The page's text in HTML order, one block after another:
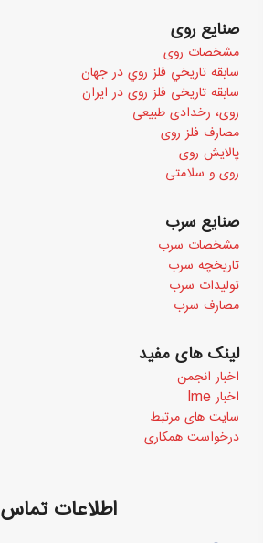
صنایع روی
مشخصات روی
سابقه تاريخي فلز روي در جهان
سابقه تاریخی فلز روی در ایران
روی، رخدادی طبیعی
مصارف فلز روی
پالایش روی
روی و سلامتی
صنایع سرب
مشخصات سرب
تاریخچه سرب
تولیدات سرب
مصارف سرب
لینک های مفید
اخبار انجمن
اخبار Ime
سایت های مرتبط
درخواست همکاری
اطلاعات تماس